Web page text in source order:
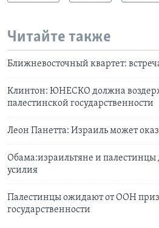
Читайте также
Ближневосточный квартет:
Клинтон: ЮНЕСКО должна
палестинской государственности
Леон Панетта: Израиль может
Обама:израильтяне и
усилия
Палестинцы ожидают от ООН
государственности